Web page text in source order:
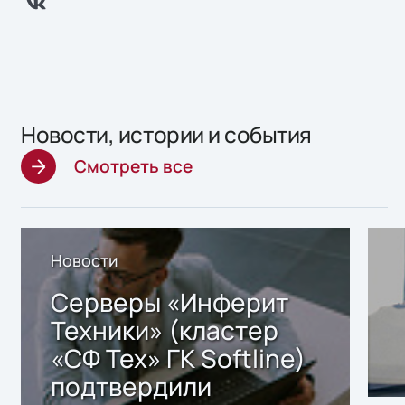
Новости, истории и события
Смотреть все
Новости
Серверы «Инферит
Техники» (кластер
«СФ Тех» ГК Softline)
подтвердили